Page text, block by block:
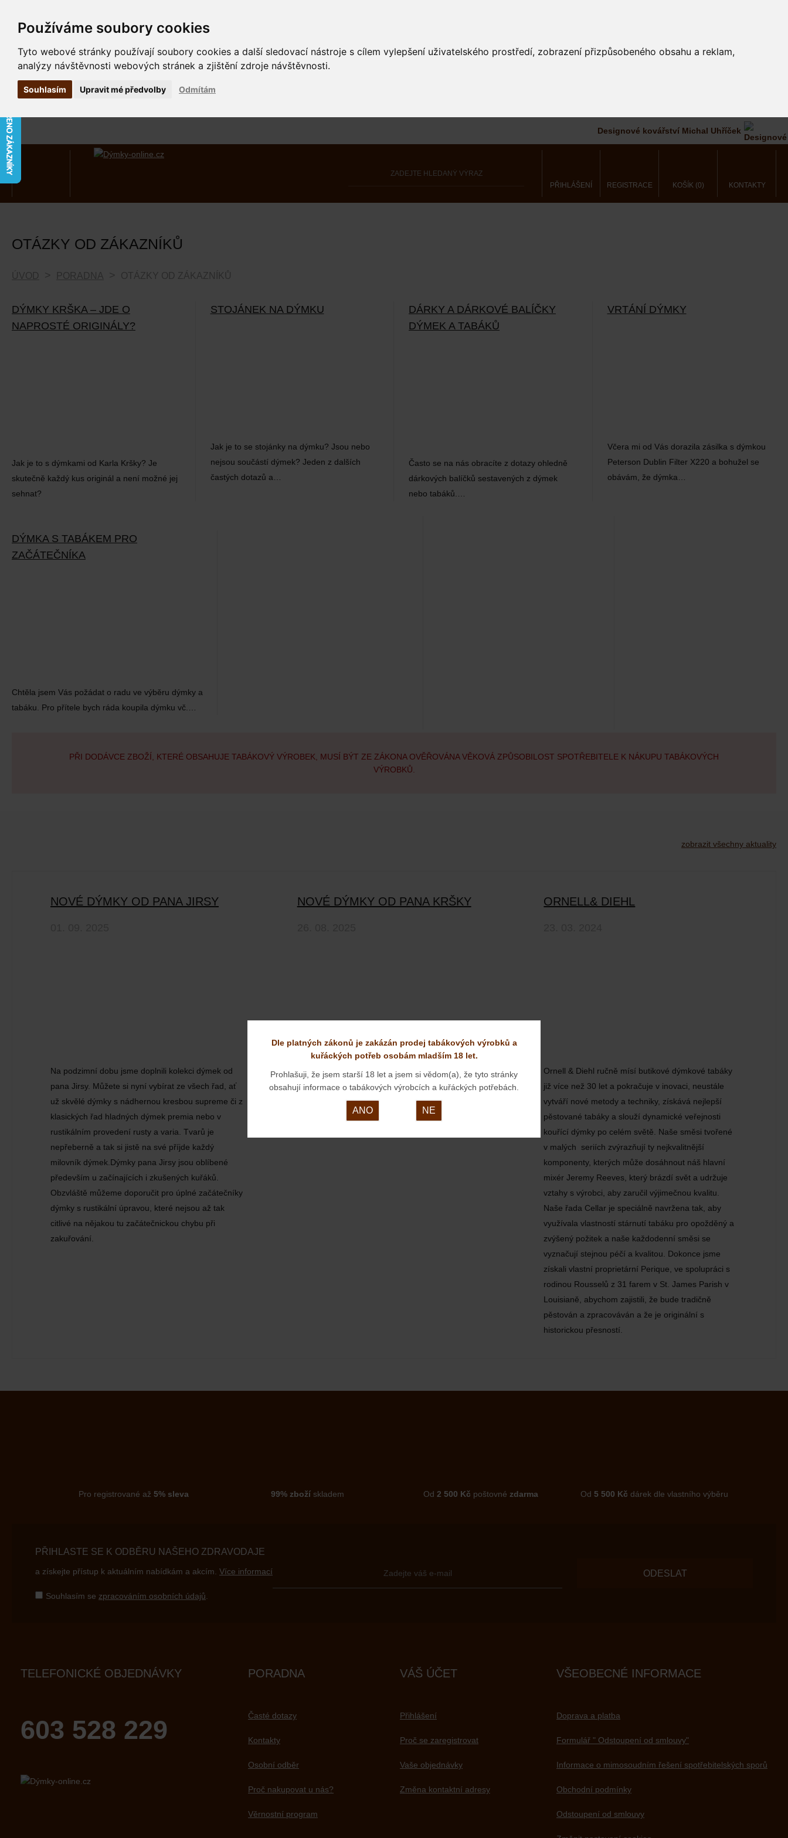
Používáme soubory cookies
Tyto webové stránky používají soubory cookies a další sledovací nástroje s cílem vylepšení uživatelského prostředí, zobrazení přizpůsobeného obsahu a reklam,
analýzy návštěvnosti webových stránek a zjištění zdroje návštěvnosti.
Souhlasím Odmítám
Upravit mé předvolby
Designové kovářství Michal Uhříček
PŘIHLÁŠENÍ REGISTRACE KOŠÍK (0) KONTAKTY
OTÁZKY OD ZÁKAZNÍKŮ
ÚVOD PORADNA OTÁZKY OD ZÁKAZNÍKŮ
DÝMKY KRŠKA – JDE O
NAPROSTÉ ORIGINÁLY?
Jak je to s dýmkami od Karla Kršky? Je
skutečně každý kus originál a není možné jej
sehnat?
STOJÁNEK NA DÝMKU
Jak je to se stojánky na dýmku? Jsou nebo
nejsou součástí dýmek? Jeden z dalších
častých dotazů a…
DÁRKY A DÁRKOVÉ BALÍČKY
DÝMEK A TABÁKŮ
Často se na nás obracíte z dotazy ohledně
dárkových balíčků sestavených z dýmek
nebo tabáků.…
VRTÁNÍ DÝMKY
Včera mi od Vás dorazila zásilka s dýmkou
Peterson Dublin Filter X220 a bohužel se
obávám, že dýmka…
DÝMKA S TABÁKEM PRO
ZAČÁTEČNÍKA
Chtěla jsem Vás požádat o radu ve výběru dýmky a
tabáku. Pro přítele bych ráda koupila dýmku vč.…
PŘI DODÁVCE ZBOŽÍ, KTERÉ OBSAHUJE TABÁKOVÝ VÝROBEK, MUSÍ BÝT ZE ZÁKONA OVĚŘOVÁNA VĚKOVÁ ZPŮSOBILOST SPOTŘEBITELE K NÁKUPU TABÁKOVÝCH
VÝROBKŮ.
zobrazit všechny aktuality
NOVÉ DÝMKY OD PANA JIRSY
Na podzimní dobu jsme doplnili kolekci dýmek od
pana Jirsy. Můžete si nyní vybírat ze všech řad, ať
už skvělé dýmky s nádhernou kresbou supreme či z
klasických řad hladných dýmek premia nebo v
rustikálním provedení rusty a varia. Tvarů je
nepřeberně a tak si jistě na své příjde každý
milovník dýmek.Dýmky pana Jirsy jsou oblíbené
především u začínajících i zkušených kuřáků.
Obzvláště můžeme doporučit pro úplné začátečníky
dýmky s rustikální úpravou, které nejsou až tak
citlivé na nějakou tu začátečnickou chybu při
zakuřování.
NOVÉ DÝMKY OD PANA KRŠKY
Špičkové dýmky od pana Kršky patří již ke stálicím v
našem internetovém obchodě. Představujeme nové
kousky, které se ale asi u nás dlouho neohřejí.O
tom, jak unikátní dýmky naši zákazníci dostanou
ORNELL& DIEHL
Ornell & Diehl ručně mísí butikové dýmkové tabáky
již více než 30 let a pokračuje v inovaci, neustále
vytváří nové metody a techniky, získává nejlepší
pěstované tabáky a slouží dynamické veřejnosti
kouřící dýmky po celém světě. Naše směsi tvořené
v malých seriích zvýrazňují ty nejkvalitnější
komponenty, kterých může dosáhnout náš hlavní
mixér Jeremy Reeves, který brázdí svět a udržuje
vztahy s výrobci, aby zaručil výjimečnou kvalitu.
Naše řada Cellar je speciálně navržena tak, aby
využívala vlastností stárnutí tabáku pro opožděný a
zvýšený požitek a naše každodenní směsi se
vyznačují stejnou péčí a kvalitou. Dokonce jsme
získali vlastní proprietární Perique, ve spolupráci s
rodinou Rousselů z 31 farem v St. James Parish v
Louisianě, abychom zajistili, že bude tradičně
pěstován a zpracováván a že je originální s
historickou přesností.
Pro registrované až 5% sleva 99% zbožískladem Od 2 500 Kč poštovné zdarma Od 5 500 Kč dárek dle vlastního výběru
PŘIHLASTE SE K ODBĚRU NAŠEHO ZDRAVODAJE
a získejte přístup k aktuálním nabídkám a akcím. Více informací
Souhlasím se zpracováním osobních údajů
ODESLAT
TELEFONICKÉ OBJEDNÁVKY
603 528 229
PORADNA
Časté dotazy
Kontakty
Osobní odběr
Proč nakupovat u nás?
Věrnostní program
VÁŠ ÚČET
Přihlášení
Proč se zaregistrovat
Vaše objednávky
Změna kontaktní adresy
VŠEOBECNÉ INFORMACE
Doprava a platba
Formulář " Odstoupení od smlouvy"
Informace o mimosoudním řešení spotřebitelských sporů
Obchodní podmínky
Odstoupení od smlouvy
Dle platných zákonů je zakázán prodej tabákových výrobků a
kuřáckých potřeb osobám mladším 18 let.
Prohlašuji, že jsem starší 18 let a jsem si vědom(a), že tyto stránky
obsahují informace o tabákových výrobcích a kuřáckých potřebách.
ANO NE